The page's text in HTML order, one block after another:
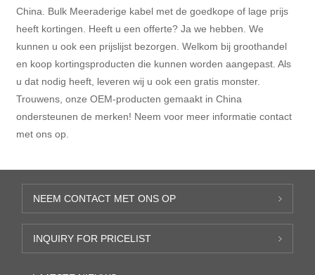
China. Bulk Meeraderige kabel met de goedkope of lage prijs
heeft kortingen. Heeft u een offerte? Ja we hebben. We
kunnen u ook een prijslijst bezorgen. Welkom bij groothandel
en koop kortingsproducten die kunnen worden aangepast. Als
u dat nodig heeft, leveren wij u ook een gratis monster.
Trouwens, onze OEM-producten gemaakt in China
ondersteunen de merken! Neem voor meer informatie contact
met ons op.
NEEM CONTACT MET ONS OP
INQUIRY FOR PRICELIST